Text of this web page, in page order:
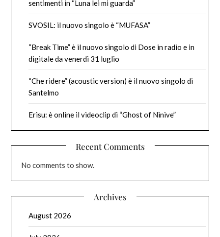
sentimenti in “Luna lei mi guarda”
SVOSIL: il nuovo singolo è “MUFASA”
“Break Time” è il nuovo singolo di Dose in radio e in
digitale da venerdì 31 luglio
“Che ridere” (acoustic version) è il nuovo singolo di
Santelmo
Erisu: è online il videoclip di “Ghost of Ninive”
Recent Comments
No comments to show.
Archives
August 2026